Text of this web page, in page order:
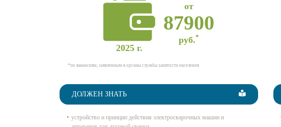
2025 г.
от
87900
руб.*
*по вакансиям, заявленным в органы службы занятости населения
ДОЛЖЕН ЗНАТЬ
устройство и принцип действия электросварочных машин и